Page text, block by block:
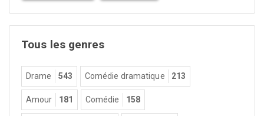
Tous les genres
Drame 543 Comédie dramatique 213
Amour 181 Comédie 158